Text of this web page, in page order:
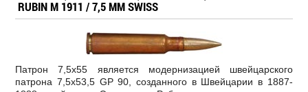
RUBIN M 1911 / 7,5 MM SWISS
Патрон 7,5x55 является модернизацией швейцарского
патрона 7,5x53,5 GP 90, созданного в Швейцарии в 1887-